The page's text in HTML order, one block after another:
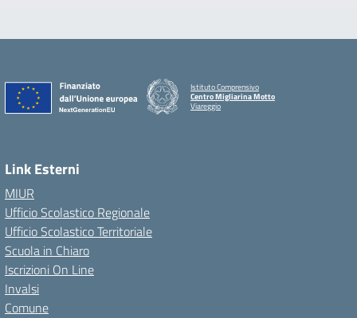
Istituto Comprensivo
Centro Migliarina Motto
Viareggio
Link Esterni
MIUR
Ufficio Scolastico Regionale
Ufficio Scolastico Territoriale
Scuola in Chiaro
Iscrizioni On Line
Invalsi
Comune